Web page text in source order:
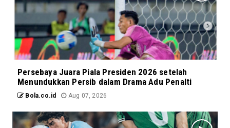
Persebaya Juara Piala Presiden 2026 setelah
Menundukkan Persib dalam Drama Adu Penalti
Bola.co.id Aug 07, 2026